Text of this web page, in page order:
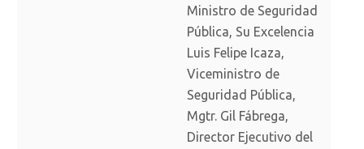
Ministro de Seguridad
Pública, Su Excelencia
Luis Felipe Icaza,
Viceministro de
Seguridad Pública,
Mgtr. Gil Fábrega,
Director Ejecutivo del